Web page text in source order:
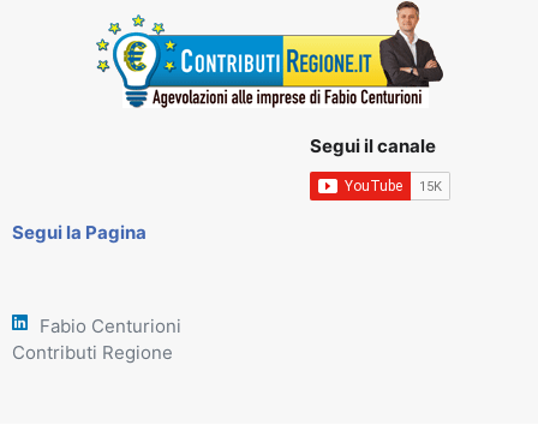
Segui il canale
Segui la Pagina
Fabio Centurioni
Contributi Regione